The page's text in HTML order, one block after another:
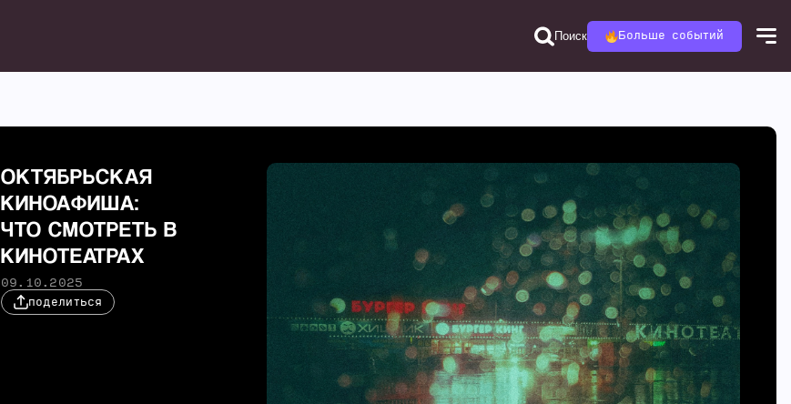
Поиск Больше событий
ОКТЯБРЬСКАЯ
КИНОАФИША:
ЧТО СМОТРЕТЬ В
КИНОТЕАТРАХ
09.10.2025
поделиться